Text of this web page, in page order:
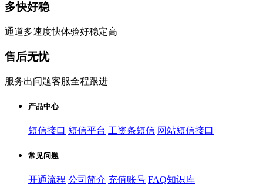
多快好稳
通道多速度快体验好稳定高
售后无忧
服务出问题客服全程跟进
产品中心
短信接口 短信平台 工资条短信 网站短信接口
常见问题
开通流程 公司简介 充值账号 FAQ知识库